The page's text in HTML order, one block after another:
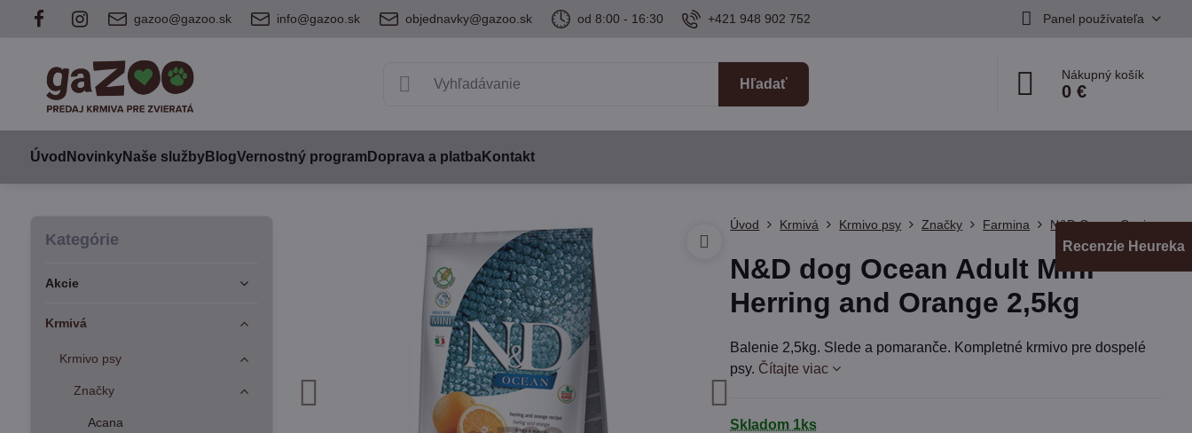
gazoo@gazoo.sk info@gazoo.sk objednavky@gazoo.sk od 8:00 - 16:30 +421 948 902 752 Panel používateľa
Hľadať
Nákupný košík
0 €
Úvod NovinkyNaše službyBlogVernostný program Doprava a platbaKontakt
Úvod Krmivá Krmivo psy Značky Farmina N&D Ocean Canine
N&D dog Ocean Adult Mini
Herring and Orange 2,5kg
Balenie 2,5kg. Slede a pomaranče. Kompletné krmivo pre dospelé
psy. Čítajte viac
Skladom 1ks
Kategórie
Akcie
Krmivá
Krmivo psy
Značky
Acana
Recenzie Heureka